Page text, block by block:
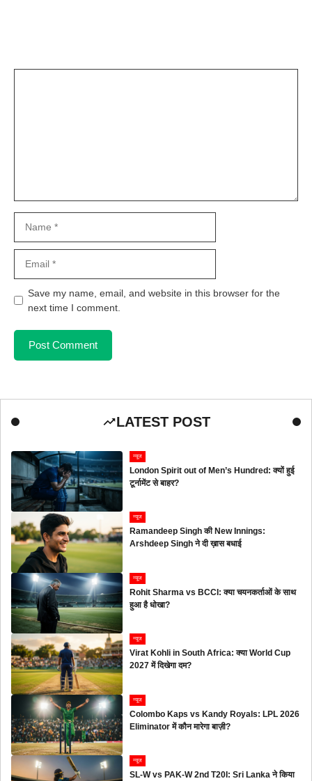
Save my name, email, and website in this browser for the
next time I comment.
LATEST POST
न्यूज
London Spirit out of Men’s Hundred: क्यों हुई
टूर्नामेंट से बाहर?
न्यूज
Ramandeep Singh की New Innings:
Arshdeep Singh ने दी ख़ास बधाई
न्यूज
Rohit Sharma vs BCCI: क्या चयनकर्ताओं के साथ
हुआ है धोखा?
न्यूज
Virat Kohli in South Africa: क्या World Cup
2027 में दिखेगा दम?
न्यूज
Colombo Kaps vs Kandy Royals: LPL 2026
Eliminator में कौन मारेगा बाज़ी?
न्यूज
SL-W vs PAK-W 2nd T20I: Sri Lanka ने किया